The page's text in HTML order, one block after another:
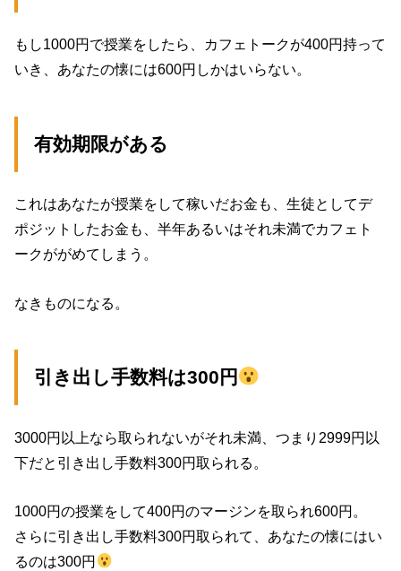
もし1000円で授業をしたら、カフェトークが400円持って
いき、あなたの懐には600円しかはいらない。
有効期限がある
これはあなたが授業をして稼いだお金も、生徒としてデ
ポジットしたお金も、半年あるいはそれ未満でカフェト
ークががめてしまう。
なきものになる。
引き出し手数料は300円
3000円以上なら取られないがそれ未満、つまり2999円以
下だと引き出し手数料300円取られる。
1000円の授業をして400円のマージンを取られ600円。
さらに引き出し手数料300円取られて、あなたの懐にはい
るのは300円